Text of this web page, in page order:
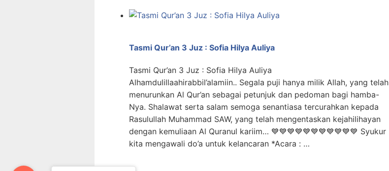
Tasmi Qur’an 3 Juz : Sofia Hilya Auliya
Tasmi Qur’an 3 Juz : Sofia Hilya Auliya
Alhamdulillaahirabbil’alamiin.. Segala puji hanya milik Allah, yang telah
menurunkan Al Qur’an sebagai petunjuk dan pedoman bagi hamba-
Nya. Shalawat serta salam semoga senantiasa tercurahkan kepada
Rasulullah Muhammad SAW, yang telah mengentaskan kejahilihayan
dengan kemuliaan Al Quranul kariim… 💙💙💙💙💙💙💙💙💙💙💙 Syukur
kita mengawali do’a untuk kelancaran *Acara : …